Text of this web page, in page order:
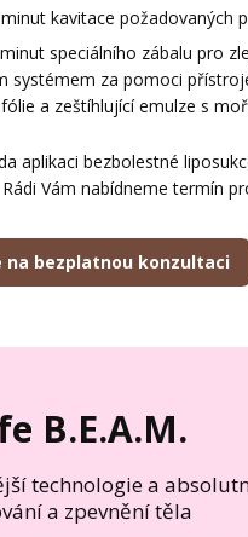
kavitace požadovaných
speciálního zábalu pro
systémem za pomoci
a zeštíhlující emulze s
aplikaci bezbolestné
Vám nabídneme termín
na bezplatnou konzultaci
B.E.A.M.
technologie a
a zpevnění těla